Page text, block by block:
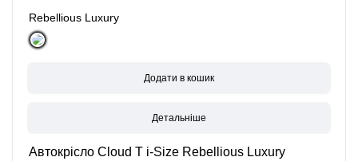
Rebellious Luxury
Детальніше
Автокрісло Cloud T i-Size Rebellious Luxury